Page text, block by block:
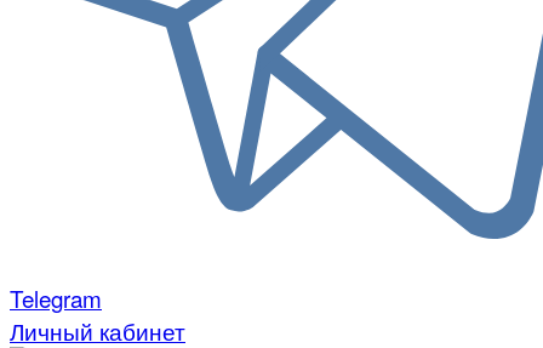
Telegram
Личный кабинет